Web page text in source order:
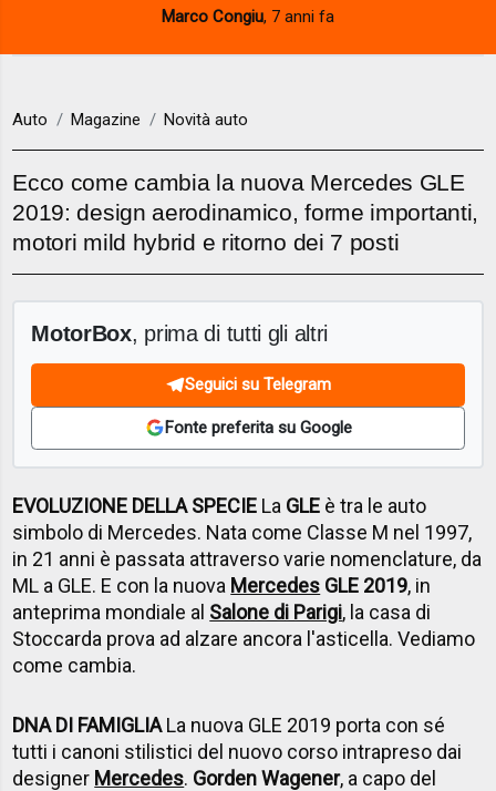
d
e
Marco Congiu, 7 anni fa
Auto Magazine Novità auto
Ecco come cambia la nuova Mercedes GLE
2019: design aerodinamico, forme importanti,
motori mild hybrid e ritorno dei 7 posti
MotorBox, prima di tutti gli altri
Seguici su Telegram
Fonte preferita su Google
EVOLUZIONE DELLA SPECIE La GLE è tra le auto
simbolo di Mercedes. Nata come Classe M nel 1997,
in 21 anni è passata attraverso varie nomenclature, da
ML a GLE. E con la nuova Mercedes GLE 2019, in
anteprima mondiale al Salone di Parigi, la casa di
Stoccarda prova ad alzare ancora l'asticella. Vediamo
come cambia.
DNA DI FAMIGLIALa nuova GLE 2019 porta con sé
tutti i canoni stilistici del nuovo corso intrapreso dai
designer Mercedes. Gorden Wagener, a capo del